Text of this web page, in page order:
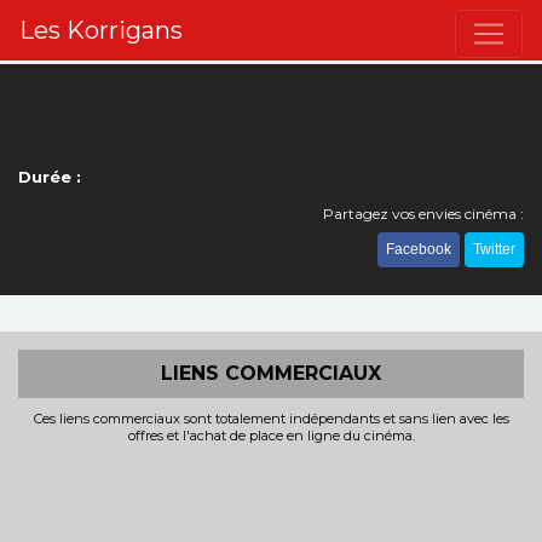
Les Korrigans
Durée :
Partagez vos envies cinéma :
Facebook Twitter
LIENS COMMERCIAUX
Ces liens commerciaux sont totalement indépendants et sans lien avec les
offres et l'achat de place en ligne du cinéma.